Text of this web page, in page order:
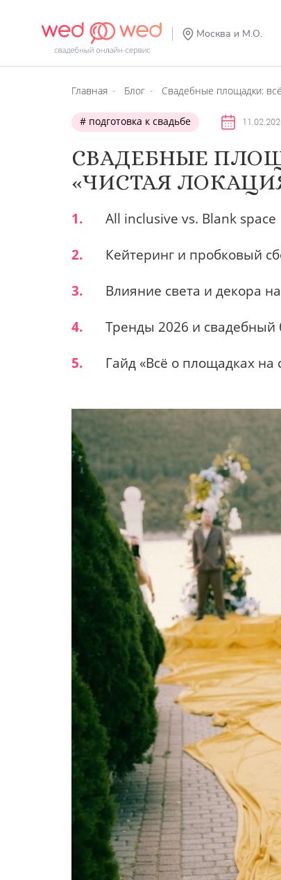
Москва и М.О.
Главная Блог Свадебные площадки:
подготовка к свадьбе
СВАДЕБНЫЕ
«ЧИСТАЯ
1.
All inclusive vs. Blank space
2.
Кейтеринг и пробковый
3.
Влияние света и декора
4.
Тренды 2026 и
5.
Гайд «Всё о площадках на